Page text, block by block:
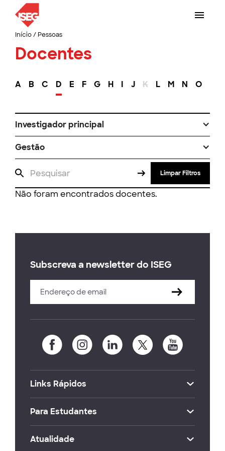
Início/ Pessoas
Docentes
A B C D E F G H I J K L M N O
Investigador principal
Gestão
Limpar Filtros
Não foram encontrados docentes.
Subscreva a newsletter do ISEG
Links Rápidos
Para Estudantes
Atualidade